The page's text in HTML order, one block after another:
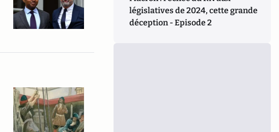
législatives de 2024, cette grande
déception - Episode 2